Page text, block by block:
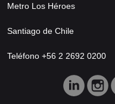
Metro Los Héroes
Santiago de Chile
Teléfono +56 2 2692 0200